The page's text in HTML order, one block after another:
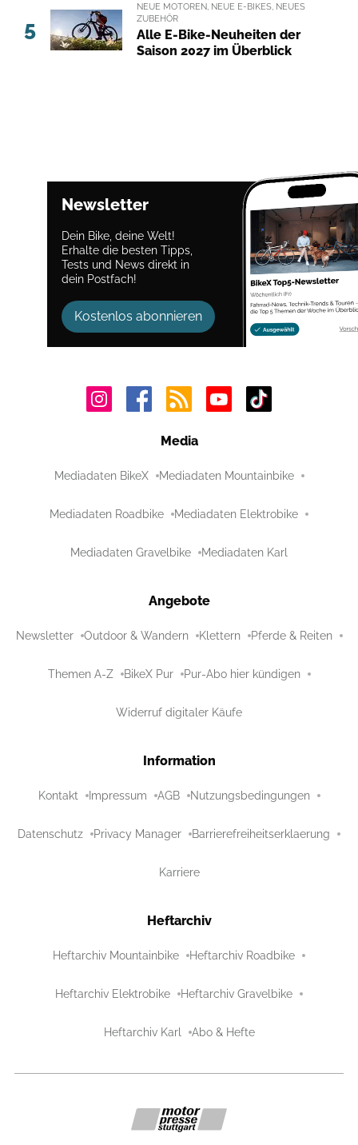
5
NEUE MOTOREN, NEUE E-BIKES, NEUES
ZUBEHÖR
Alle E-Bike-Neuheiten der
Saison 2027 im Überblick
Newsletter
Dein Bike, deine Welt!
Erhalte die besten Tipps,
Tests und News direkt in
dein Postfach!
Kostenlos abonnieren
Media
Mediadaten BikeX Mediadaten Mountainbike
Mediadaten Roadbike Mediadaten Elektrobike
Mediadaten Gravelbike Mediadaten Karl
Angebote
Newsletter Outdoor & Wandern Klettern Pferde & Reiten
Themen A-Z BikeX Pur Pur-Abo hier kündigen
Widerruf digitaler Käufe
Information
Kontakt Impressum AGB Nutzungsbedingungen
Datenschutz Privacy Manager Barrierefreiheitserklaerung
Karriere
Heftarchiv
Heftarchiv Mountainbike Heftarchiv Roadbike
Heftarchiv Elektrobike Heftarchiv Gravelbike
Heftarchiv Karl Abo & Hefte